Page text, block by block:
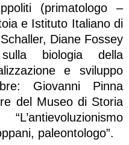
(primatologo –
e Istituto Italiano di
Diane Fossey
biologia della
e sviluppo
Giovanni Pinna
del Museo di Storia
paleontologo”.